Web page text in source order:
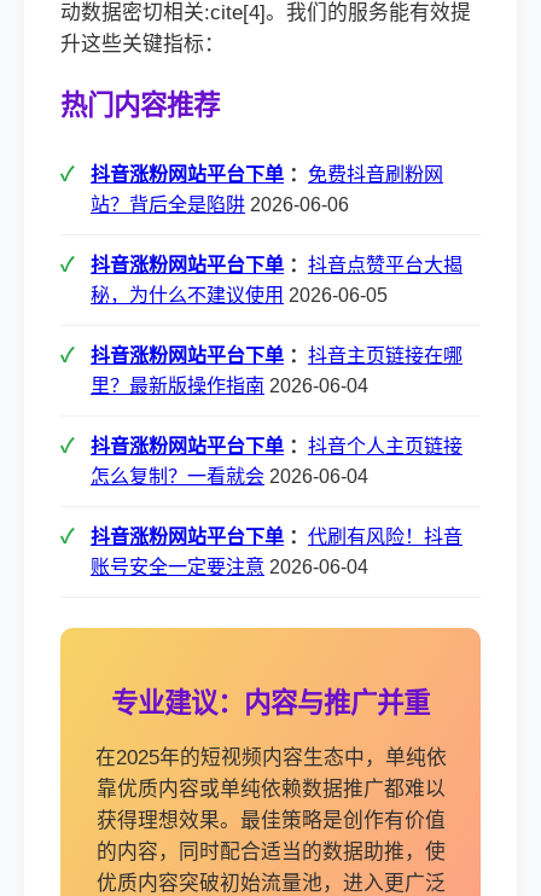
动数据密切相关:cite[4]。我们的服务能有效提
升这些关键指标：
热门内容推荐
抖音涨粉网站平台下单 ： 免费抖音刷粉网
站？背后全是陷阱 2026-06-06
抖音涨粉网站平台下单 ： 抖音点赞平台大揭
秘，为什么不建议使用 2026-06-05
抖音涨粉网站平台下单 ： 抖音主页链接在哪
里？最新版操作指南 2026-06-04
抖音涨粉网站平台下单 ： 抖音个人主页链接
怎么复制？一看就会 2026-06-04
抖音涨粉网站平台下单 ： 代刷有风险！抖音
账号安全一定要注意 2026-06-04
专业建议：内容与推广并重
在2025年的短视频内容生态中，单纯依
靠优质内容或单纯依赖数据推广都难以
获得理想效果。最佳策略是创作有价值
的内容，同时配合适当的数据助推，使
优质内容突破初始流量池，进入更广泛